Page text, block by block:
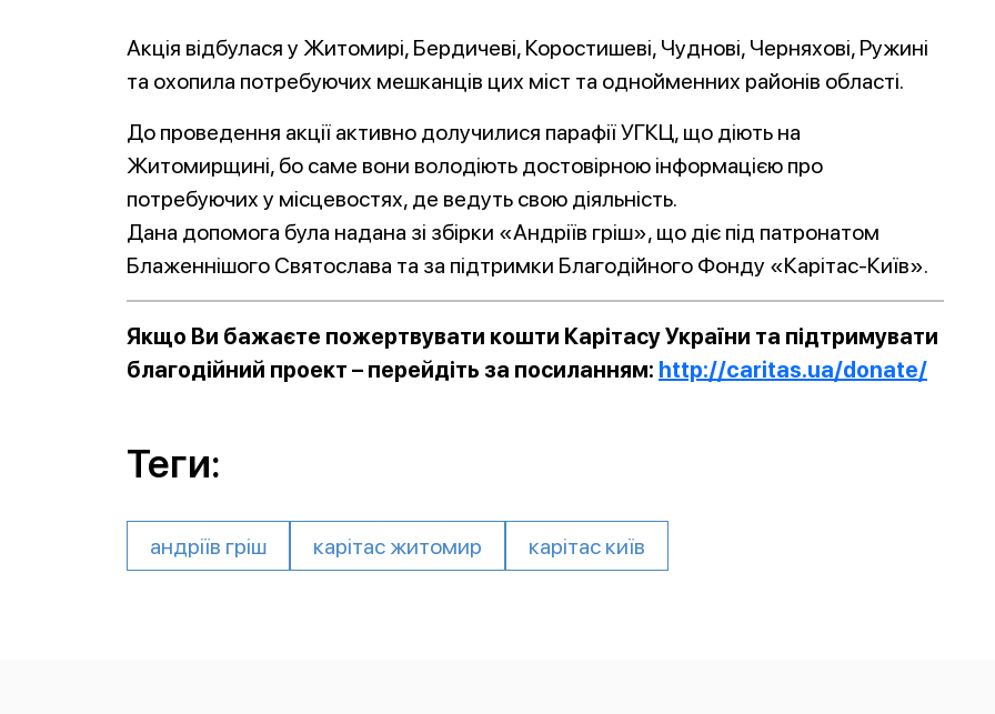
Акція відбулася у Житомирі, Бердичеві, Коростишеві, Чуднові, Черняхові, Ружині
та охопила потребуючих мешканців цих міст та однойменних районів області.
До проведення акції активно долучилися парафії УГКЦ, що діють на
Житомирщині, бо саме вони володіють достовірною інформацією про
потребуючих у місцевостях, де ведуть свою діяльність.
Дана допомога була надана зі збірки «Андріїв гріш», що діє під патронатом
Блаженнішого Святослава та за підтримки Благодійного Фонду «Карітас-Київ».
Якщо Ви бажаєте пожертвувати кошти Карітасу України та підтримувати
благодійний проект – перейдіть за посиланням: http://caritas.ua/donate/
Теги:
андріїв гріш карітас житомир карітас київ